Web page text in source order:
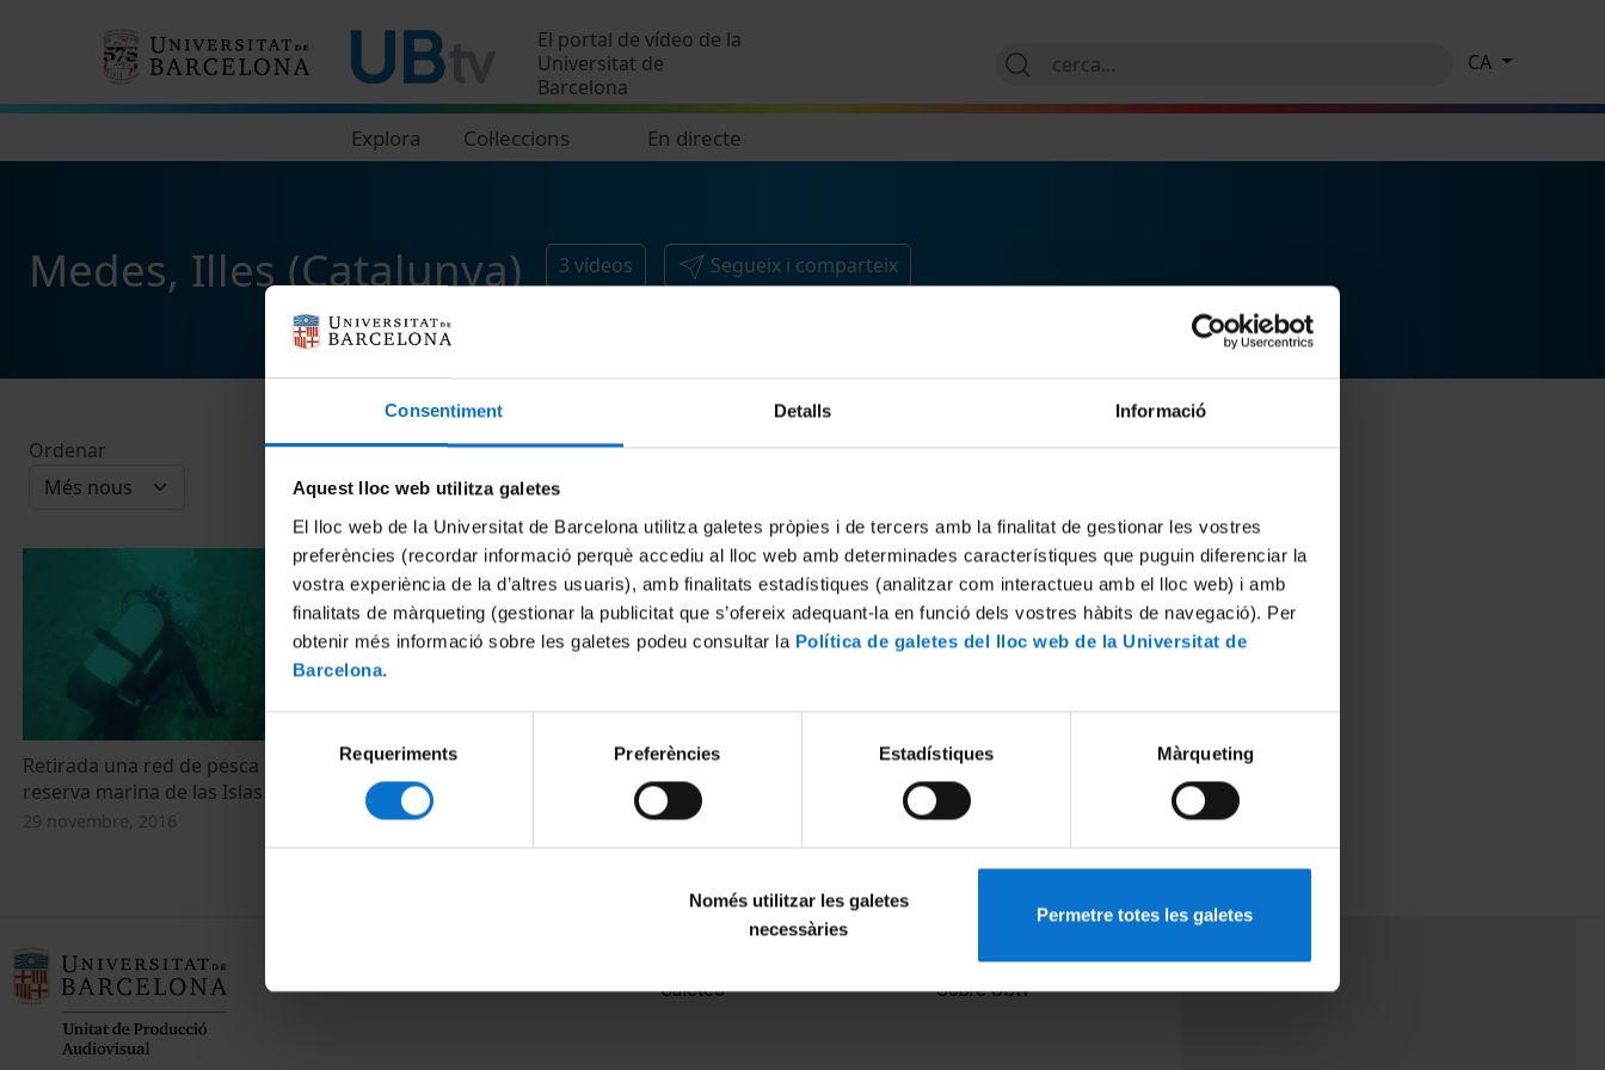
Consentiment Detalls Informació
Aquest lloc web utilitza galetes
El lloc web de la Universitat de Barcelona utilitza galetes pròpies i de tercers amb la finalitat de gestionar les vostres
preferències (recordar informació perquè accediu al lloc web amb determinades característiques que puguin diferenciar la
vostra experiència de la d’altres usuaris), amb finalitats estadístiques (analitzar com interactueu amb el lloc web) i amb
finalitats de màrqueting (gestionar la publicitat que s’ofereix adequant-la en funció dels vostres hàbits de navegació). Per
obtenir més informació sobre les galetes podeu consultar la Política de galetes del lloc web de la Universitat de
Barcelona.
consentiment
Requeriments Preferències Estadístiques Màrqueting
Només utilitzar les galetes
necessàries
Permetre totes les galetes
El portal de vídeo de la
Universitat de
Barcelona
Explora Col·leccions En directe
CA
Medes, Illes (Catalunya) 3 vídeos Segueix i comparteix
Ordenar
Retirada una red de pesca fantasma en la
reserva marina de las Islas Medas
29 novembre, 2016
Retirada una xarxa de pesca fantasma a
la reserva marina de les Illes Medes
29 novembre, 2016
Retirant xarxes de pesca perdudes del
12 juny, 2015
Galetes
Sobre UBtv